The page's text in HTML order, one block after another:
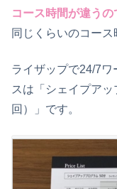
コース時間が違う
同じくらいのコース
ライザップで24/7
スは「シェイプア
回）」です。